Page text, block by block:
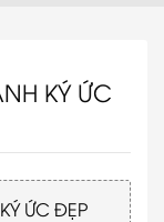
KÝ ỨC
ỨC ĐẸP